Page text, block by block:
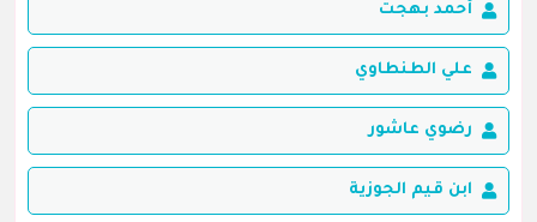
أحمد بهجت
علي الطنطاوي
رضوي عاشور
ابن قيم الجوزية